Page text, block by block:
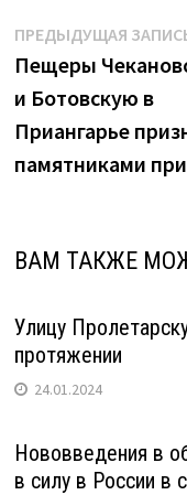
Навигация
по
записям
ПРЕДЫДУЩАЯ
Пещеры
и Ботовскую в
Приангарье
памятниками
ВАМ ТАКЖЕ
Улицу
протяжении
24.01.2024
Нововведения в
в силу в России в